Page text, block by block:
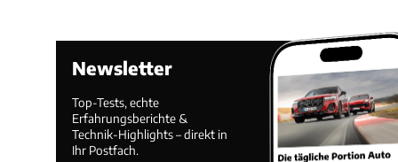
Newsletter
Top-Tests, echte
Erfahrungsberichte &
Technik-Highlights – direkt in
Ihr Postfach.